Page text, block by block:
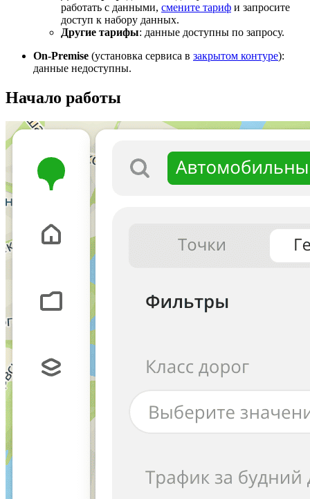
работать с данными, смените тариф и запросите
доступ к набору данных.
Другие тарифы: данные доступны по запросу.
On-Premise (установка сервиса в закрытом контуре):
данные недоступны.
Начало работы